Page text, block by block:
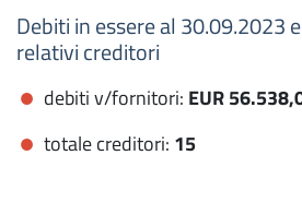
Debiti in essere al 30.09.2023
relativi creditori
debiti v/fornitori: EUR
totale creditori: 15